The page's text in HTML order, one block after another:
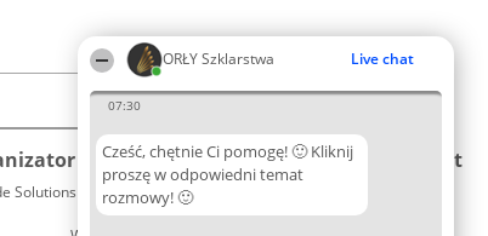
ORŁY Szklarstwa Live chat
07:30
Cześć, chętnie Ci pomogę! 🙂 Kliknij
proszę w odpowiedni temat
rozmowy! 🙂
plebiscytu
Solutions sp. z o. o. sp. k.
ul. Ruska 22
Plebiscyt
Lista
Kontakt